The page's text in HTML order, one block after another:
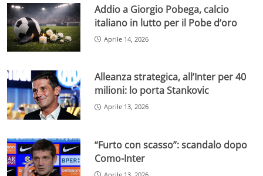
Addio a Giorgio Pobega, calcio
italiano in lutto per il Pobe d’oro
Aprile 14, 2026
Alleanza strategica, all’Inter per 40
milioni: lo porta Stankovic
Aprile 13, 2026
“Furto con scasso”: scandalo dopo
Como-Inter